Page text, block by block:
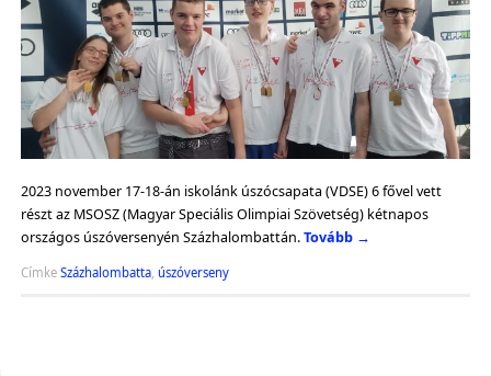
2023 november 17-18-án iskolánk úszócsapata (VDSE) 6 fővel vett
részt az MSOSZ (Magyar Speciális Olimpiai Szövetség) kétnapos
országos úszóversenyén Százhalombattán.Tovább →
Címke Százhalombatta, úszóverseny